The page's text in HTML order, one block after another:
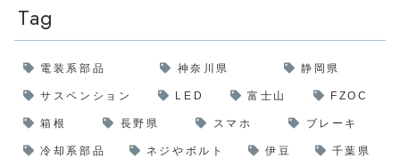
Tag
電装系部品 神奈川県 静岡県
サスペンション LED 富士山 FZOC
箱根 長野県 スマホ ブレーキ
冷却系部品 ネジやボルト 伊豆 千葉県